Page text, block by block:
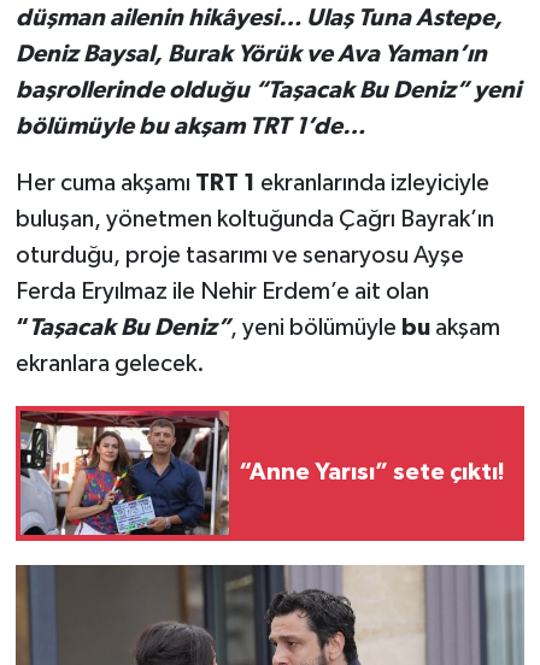
düşman ailenin hikâyesi… Ulaş Tuna Astepe,
Deniz Baysal, Burak Yörük ve Ava Yaman’ın
başrollerinde olduğu “Taşacak Bu Deniz” yeni
bölümüyle bu akşam TRT 1’de…
Her cuma akşamı TRT 1 ekranlarında izleyiciyle
buluşan, yönetmen koltuğunda Çağrı Bayrak’ın
oturduğu, proje tasarımı ve senaryosu Ayşe
Ferda Eryılmaz ile Nehir Erdem’e ait olan
“ Taşacak Bu Deniz”, yeni bölümüyle bu akşam
ekranlara gelecek.
“Anne Yarısı” sete çıktı!